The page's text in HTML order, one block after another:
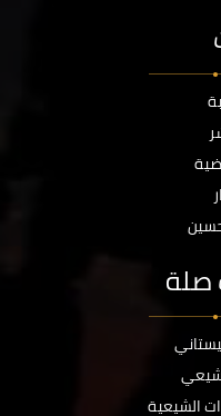
صلة
الشيعية